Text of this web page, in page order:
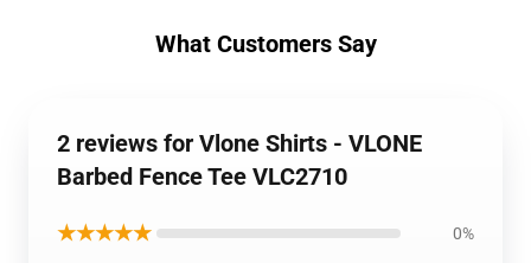
What Customers Say
2 reviews for Vlone Shirts - VLONE
Barbed Fence Tee VLC2710
★★★★★ 0%